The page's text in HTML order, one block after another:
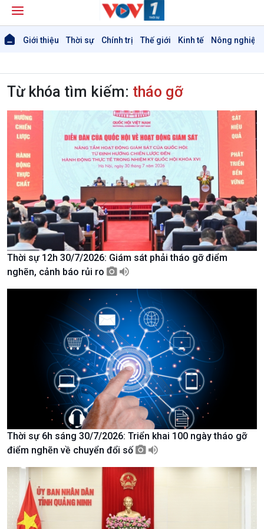
Giới thiệu Thời sự Chính trị Thế giới Kinh tế Nông nghiệp
Thời sự
Thời sự 6h
Thời sự 12h
Thời sự 18h
Thời sự 21h30
Bản tin
Chuyên mục
Theo dòng Thời sự
Từ khóa tìm kiếm: tháo gỡ
Thời sự 12h 30/7/2026: Giám sát phải tháo gỡ điểm
nghẽn, cảnh báo rủi ro
Thời sự 6h sáng 30/7/2026: Triển khai 100 ngày tháo gỡ
điểm nghẽn về chuyển đổi số